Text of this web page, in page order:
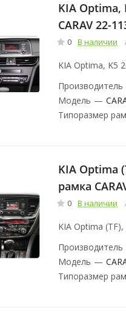
KIA Optima, K5 2015+ 9"
CARAV 22-
0 В наличии
KIA Optima, K5
Производитель
Модель —
Типоразмер
KIA Optima
рамка
0 В наличии
KIA Optima
Производитель
Модель —
Типоразмер